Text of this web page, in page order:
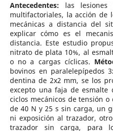
Antecedentes: las lesiones
multifactoriales, la acción de
mecánicas a distancia del
explicar cómo es el
distancia. Este estudio
nitrato de plata 10%, al
o no a cargas cíclicas.
bovinos en paralelepípedos
dentina de 2x2 mm, se los
excepto una faja de esmalte
ciclos mecánicos de tensión
de 40 N y 25 s sin carga, un
ni exposición al trazador,
trazador sin carga, para